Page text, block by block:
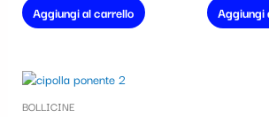
Aggiungi al carrello Aggiungi
BOLLICINE